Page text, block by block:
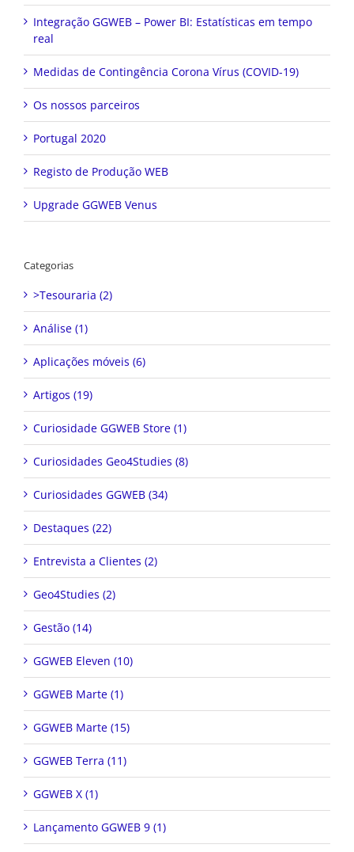
Integração GGWEB – Power BI: Estatísticas em tempo
real
Medidas de Contingência Corona Vírus (COVID-19)
Os nossos parceiros
Portugal 2020
Registo de Produção WEB
Upgrade GGWEB Venus
Categorias
>Tesouraria (2)
Análise (1)
Aplicações móveis (6)
Artigos (19)
Curiosidade GGWEB Store (1)
Curiosidades Geo4Studies (8)
Curiosidades GGWEB (34)
Destaques (22)
Entrevista a Clientes (2)
Geo4Studies (2)
Gestão (14)
GGWEB Eleven (10)
GGWEB Marte (1)
GGWEB Marte (15)
GGWEB Terra (11)
GGWEB X (1)
Lançamento GGWEB 9 (1)